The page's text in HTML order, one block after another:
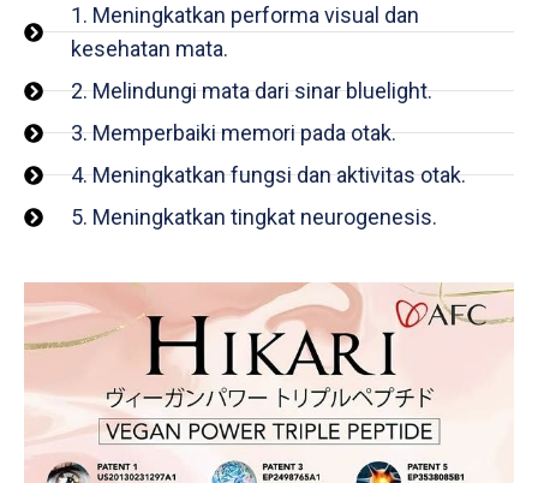
1. Meningkatkan performa visual dan
kesehatan mata.
2. Melindungi mata dari sinar bluelight.
3. Memperbaiki memori pada otak.
4. Meningkatkan fungsi dan aktivitas otak.
5. Meningkatkan tingkat neurogenesis.